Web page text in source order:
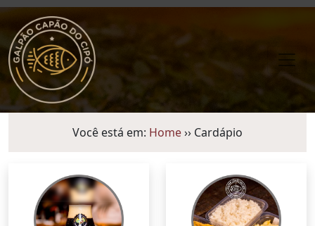
Você está em: Home›› Cardápio